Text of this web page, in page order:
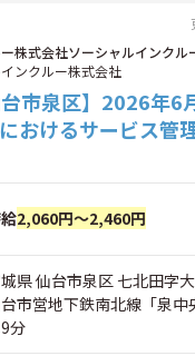
株式会社ソーシャルインクル
ンクルー株式会社
台市泉区】2026年
おけるサービス管
2,060円～2,460円
県 仙台市泉区 七北田字
市営地下鉄南北線「泉中
分